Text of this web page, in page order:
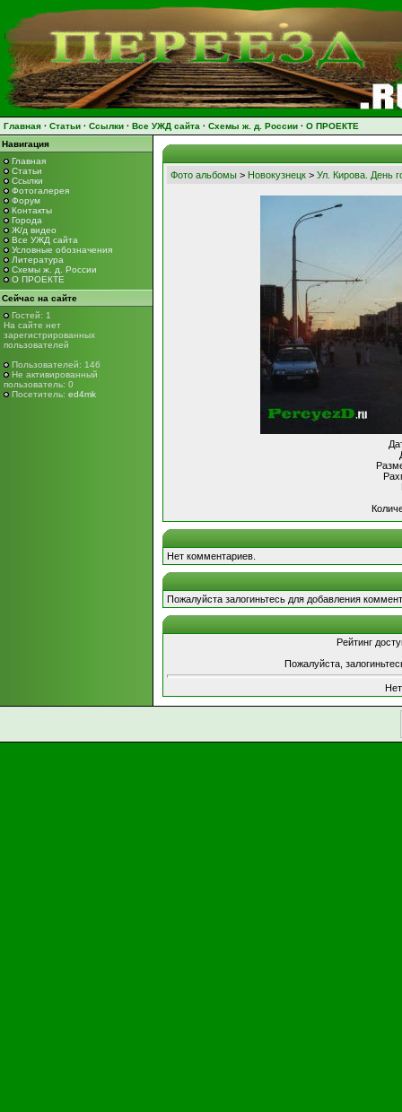
Главная · Статьи · Ссылки · Все УЖД сайта · Схемы ж. д. России · О ПРОЕКТЕ
Навигация
Главная
Статьи
Ссылки
Фотогалерея
Форум
Контакты
Города
Ж/д видео
Все УЖД сайта
Условные обозначения
Литература
Схемы ж. д. России
О ПРОЕКТЕ
Сейчас на сайте
Гостей: 1
На сайте нет
зарегистрированных
пользователей
Пользователей: 146
Не активированный
пользователь: 0
Посетитель: ed4mk
Фото альбомы > Новокузнецк > Ул. Кирова. День
Нет комментариев.
Пожалуйста залогиньтесь для добавления
Рейтинг
Пожалуйста,